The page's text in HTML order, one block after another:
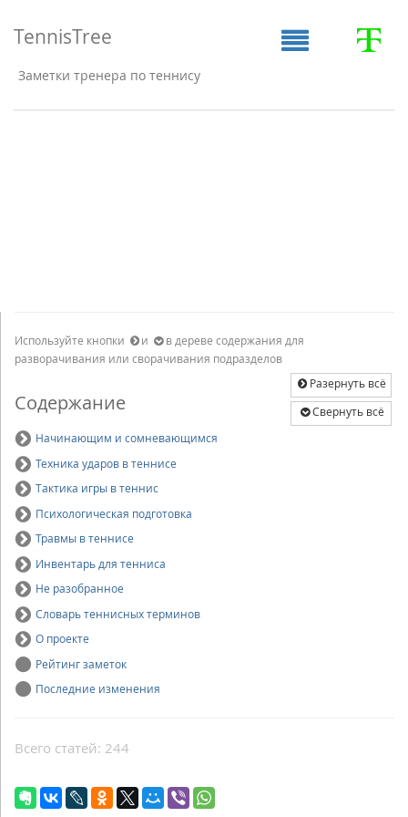
TennisTree
Заметки тренера по теннису
Используйте кнопки и
в дереве содержания для
разворачивания или сворачивания подразделов
Разернуть всё
Свернуть всё
Содержание
Начинающим и сомневающимся
Техника ударов в теннисе
Тактика игры в теннис
Психологическая подготовка
Травмы в теннисе
Инвентарь для тенниса
Не разобранное
Словарь теннисных терминов
О проекте
Рейтинг заметок
Последние изменения
Всего статей: 244